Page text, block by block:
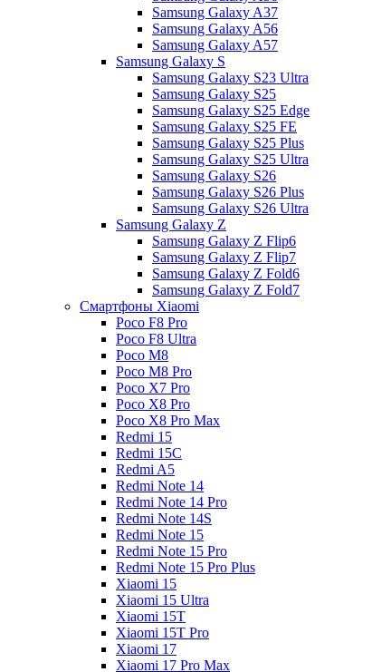
Samsung Galaxy A37
Samsung Galaxy A56
Samsung Galaxy A57
Samsung Galaxy S
Samsung Galaxy S23 Ultra
Samsung Galaxy S25
Samsung Galaxy S25 Edge
Samsung Galaxy S25 FE
Samsung Galaxy S25 Plus
Samsung Galaxy S25 Ultra
Samsung Galaxy S26
Samsung Galaxy S26 Plus
Samsung Galaxy S26 Ultra
Samsung Galaxy Z
Samsung Galaxy Z Flip6
Samsung Galaxy Z Flip7
Samsung Galaxy Z Fold6
Samsung Galaxy Z Fold7
Смартфоны Xiaomi
Poco F8 Pro
Poco F8 Ultra
Poco M8
Poco M8 Pro
Poco X7 Pro
Poco X8 Pro
Poco X8 Pro Max
Redmi 15
Redmi 15C
Redmi A5
Redmi Note 14
Redmi Note 14 Pro
Redmi Note 14S
Redmi Note 15
Redmi Note 15 Pro
Redmi Note 15 Pro Plus
Xiaomi 15
Xiaomi 15 Ultra
Xiaomi 15T
Xiaomi 15T Pro
Xiaomi 17
Xiaomi 17 Pro Max